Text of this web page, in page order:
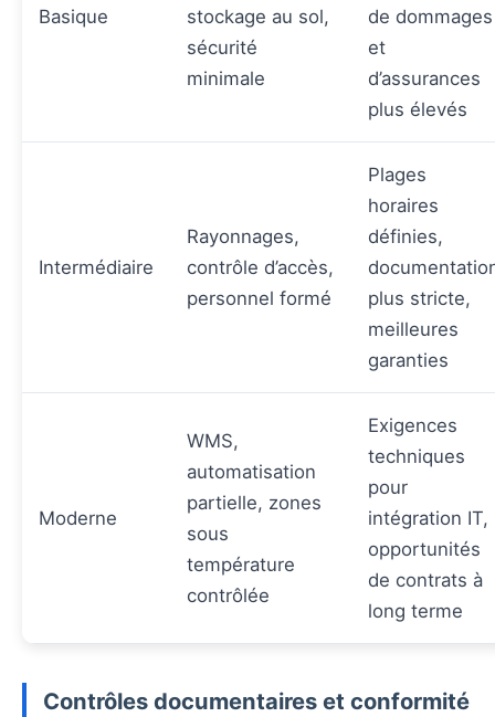
Basique
stockage au sol,
sécurité
minimale
de dommages
et
d’assurances
plus élevés
Intermédiaire
Rayonnages,
contrôle d’accès,
personnel formé
Plages
horaires
définies,
plus stricte,
meilleures
garanties
Moderne
WMS,
automatisation
partielle, zones
sous
température
contrôlée
Exigences
techniques
pour
intégration IT,
opportunités
de contrats à
long terme
Contrôles documentaires et conformité